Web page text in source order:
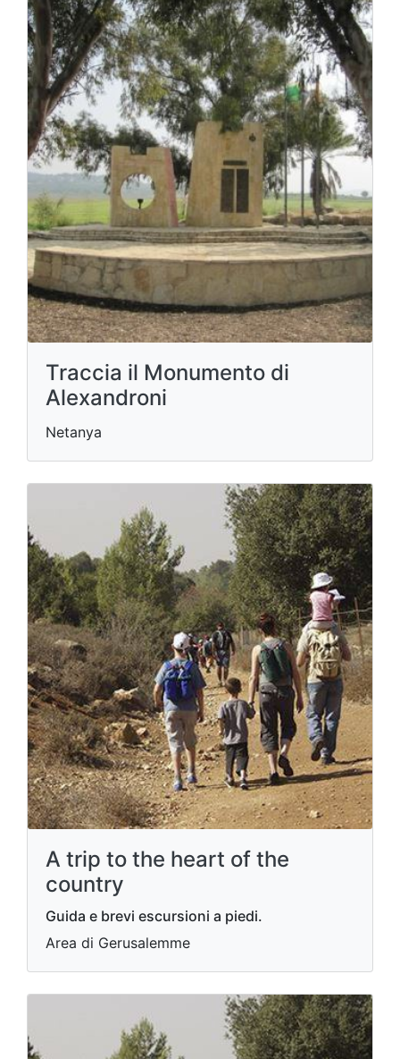
Traccia il Monumento di
Alexandroni
Netanya
A trip to the heart of the
country
Guida e brevi escursioni a piedi.
Area di Gerusalemme